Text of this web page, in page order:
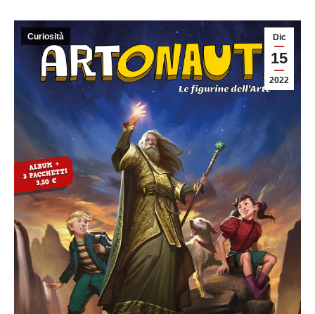
Dic
15
2022
Curiosità